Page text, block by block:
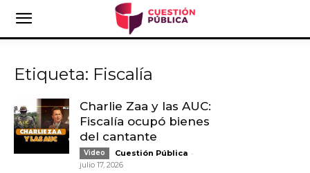
Etiqueta: Fiscalía
Charlie Zaa y las AUC:
Fiscalía ocupó bienes
del cantante
Video Cuestión Pública -
julio 17, 2026